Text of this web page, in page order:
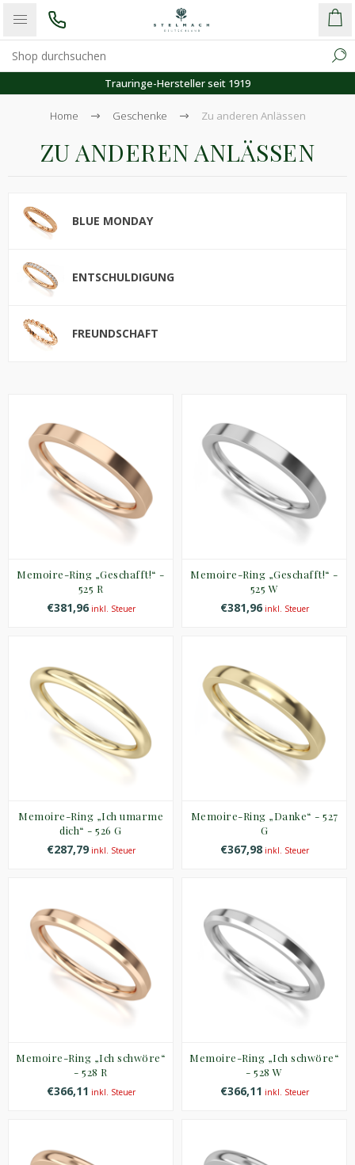
Kostenloser Versand
Home Geschenke Zu anderen Anlässen
ZU ANDEREN ANLÄSSEN
BLUE MONDAY
ENTSCHULDIGUNG
FREUNDSCHAFT
Memoire-Ring „Geschafft!“ -
525 R
€381,96inkl. Steuer
Memoire-Ring „Geschafft!“ -
525 W
€381,96inkl. Steuer
Memoire-Ring „Ich umarme
dich“ - 526 G
€287,79inkl. Steuer
Memoire-Ring „Danke“ - 527
G
€367,98inkl. Steuer
Memoire-Ring „Ich schwöre“
- 528 R
€366,11 inkl. Steuer
Memoire-Ring „Ich schwöre“
- 528 W
€366,11 inkl. Steuer